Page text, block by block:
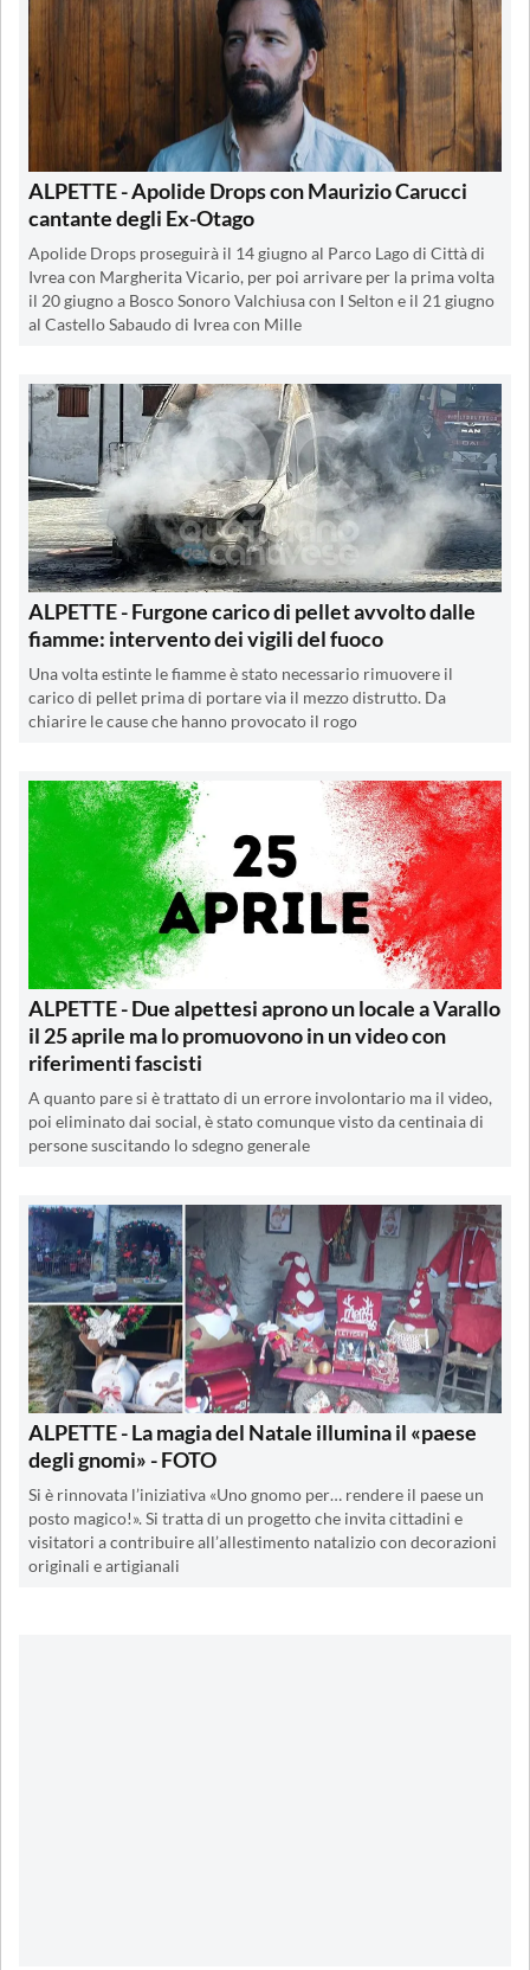
ALPETTE - Apolide Drops con Maurizio Carucci
cantante degli Ex-Otago
Apolide Drops proseguirà il 14 giugno al Parco Lago di Città di
Ivrea con Margherita Vicario, per poi arrivare per la prima volta
il 20 giugno a Bosco Sonoro Valchiusa con I Selton e il 21 giugno
al Castello Sabaudo di Ivrea con Mille
ALPETTE - Furgone carico di pellet avvolto dalle
fiamme: intervento dei vigili del fuoco
Una volta estinte le fiamme è stato necessario rimuovere il
carico di pellet prima di portare via il mezzo distrutto. Da
chiarire le cause che hanno provocato il rogo
ALPETTE - Due alpettesi aprono un locale a Varallo
il 25 aprile ma lo promuovono in un video con
riferimenti fascisti
A quanto pare si è trattato di un errore involontario ma il video,
poi eliminato dai social, è stato comunque visto da centinaia di
persone suscitando lo sdegno generale
ALPETTE - La magia del Natale illumina il «paese
degli gnomi» - FOTO
Si è rinnovata l’iniziativa «Uno gnomo per… rendere il paese un
posto magico!». Si tratta di un progetto che invita cittadini e
visitatori a contribuire all’allestimento natalizio con decorazioni
originali e artigianali